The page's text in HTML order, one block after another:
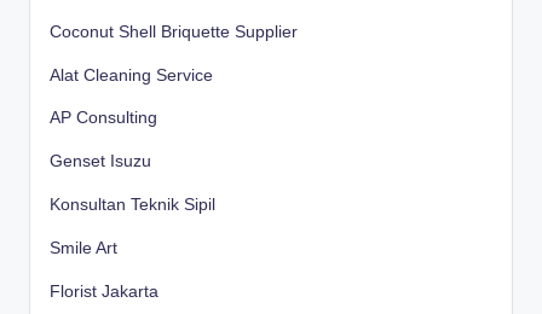
Coconut Shell Briquette Supplier
Alat Cleaning Service
AP Consulting
Genset Isuzu
Konsultan Teknik Sipil
Smile Art
Florist Jakarta